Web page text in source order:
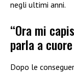
negli ultimi anni.
“Ora mi
parla a
Dopo le